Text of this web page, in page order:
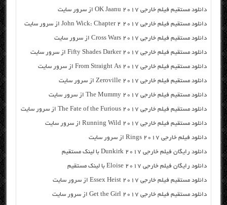
دانلود مستقیم فیلم خارجی OK Jaanu 2017 از سرور سایت
دانلود مستقیم فیلم خارجی John Wick: Chapter 2 2017 از سرور سایت
دانلود مستقیم فیلم خارجی Cross Wars 2017 از سرور سایت
دانلود مستقیم فیلم خارجی Fifty Shades Darker 2017 از سرور سایت
دانلود مستقیم فیلم خارجی From Straight As 2017 از سرور سایت
دانلود مستقیم فیلم خارجی Zeroville 2017 از سرور سایت
دانلود مستقیم فیلم خارجی The Mummy 2017 از سرور سایت
دانلود مستقیم فیلم خارجی The Fate of the Furious 2017 از سرور سایت
دانلود مستقیم فیلم خارجی Running Wild 2017 از سرور سایت
دانلود فیلم خارجی Rings 2017 از سرور سایت
دانلود رایگان فیلم خارجی Dunkirk 2017 با لینک مستقیم
دانلود رایگان فیلم خارجی Eloise 2017 با لینک مستقیم
دانلود مستقیم فیلم خارجی Essex Heist 2017 از سرور سایت
دانلود مستقیم فیلم خارجی Get the Girl 2017 از سرور سایت